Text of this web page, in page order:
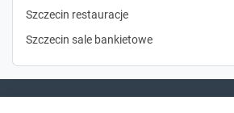
Szczecin restauracje
Szczecin sale bankietowe